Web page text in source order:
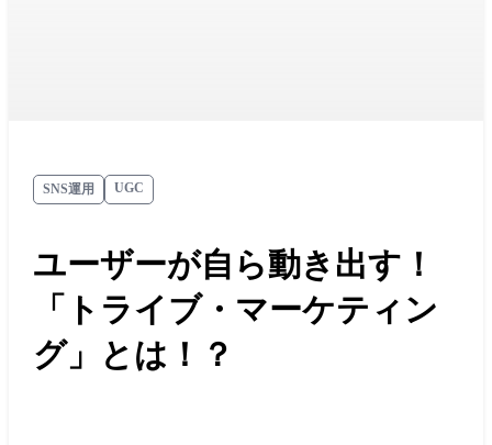
SNS運用 UGC
ユーザーが自ら動き出す！
「トライブ・マーケティン
グ」とは！？